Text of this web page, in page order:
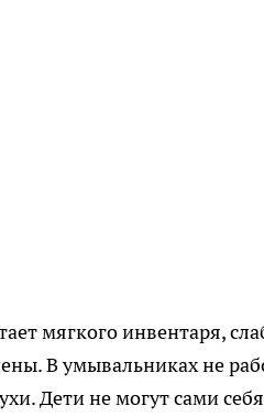
мягкого инвентаря,
В умывальниках не
Дети не могут сами